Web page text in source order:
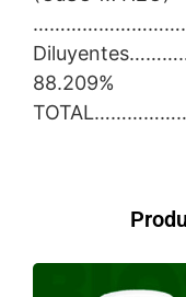
88.209%